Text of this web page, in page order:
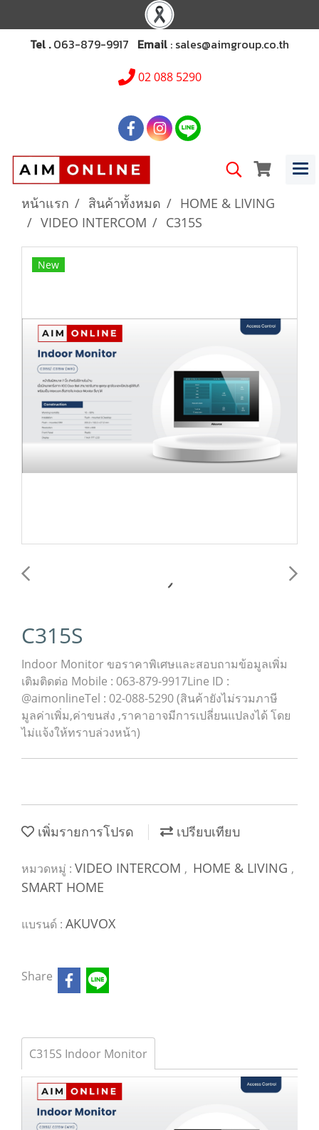
Tel .063-879-9917 Email : sales@aimgroup.co.th
02 088 5290
หน้าแรก สินค้าทั้งหมด
HOME & LIVING
VIDEO INTERCOM
C315S
New
C315S
Indoor Monitor ขอราคาพิเศษและสอบถามข้อมูลเพิ่ม
เติมติดต่อ Mobile : 063-879-9917Line ID :
@aimonlineTel : 02-088-5290 (สินค้ายังไม่รวมภาษี
มูลค่าเพิ่ม,ค่าขนส่ง ,ราคาอาจมีการเปลี่ยนแปลงได้ โดย
ไม่แจ้งให้ทราบล่วงหน้า)
เพิ่มรายการโปรด เปรียบเทียบ
หมวดหมู่ : VIDEO INTERCOM , HOME & LIVING ,
SMART HOME
แบรนด์ : AKUVOX
Share
C315S Indoor Monitor